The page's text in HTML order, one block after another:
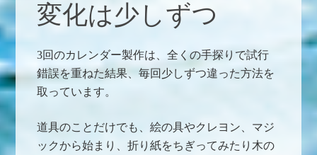
変化は少しずつ
3回のカレンダー製作は、全くの手探りで試行
錯誤を重ねた結果、毎回少しずつ違った方法を
取っています。
道具のことだけでも、絵の具やクレヨン、マジ
ックから始まり、折り紙をちぎってみたり木の